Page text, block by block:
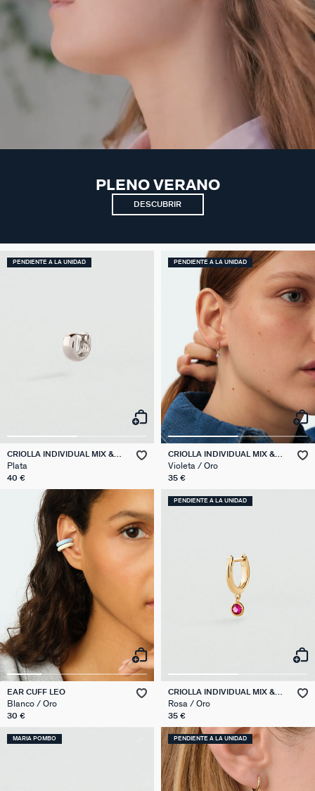
PLENO VERANO
DESCUBRIR
PENDIENTE A LA UNIDAD
CRIOLLA INDIVIDUAL MIX &
MATCH
Plata
40 €
PENDIENTE A LA UNIDAD
CRIOLLA INDIVIDUAL MIX &
MATCH
Violeta / Oro
35 €
EAR CUFF LEO
Blanco / Oro
30 €
PENDIENTE A LA UNIDAD
CRIOLLA INDIVIDUAL MIX &
MATCH
Rosa / Oro
35 €
MARIA POMBO PENDIENTE A LA UNIDAD